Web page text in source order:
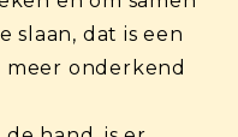
slaan, dat is een
onderkend